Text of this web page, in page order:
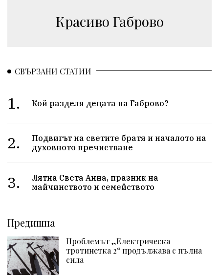
Красиво Габрово
СВЪРЗАНИ СТАТИИ
1. Кой разделя децата на Габрово?
2.
Подвигът на светите братя и началото на
духовното пречистване
3.
Лятна Света Анна, празник на
майчинството и семейството
Предишна
Проблемът „Електрическа
тротинетка 2“ продължава с пълна
сила